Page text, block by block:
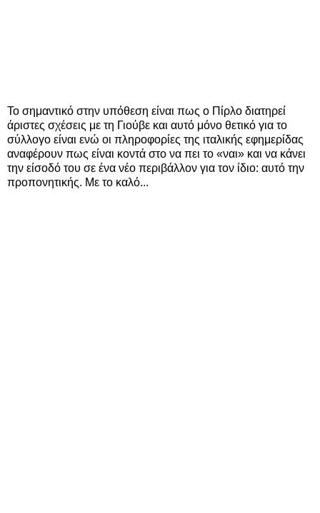
Το σημαντικό στην υπόθεση είναι πως ο Πίρλο διατηρεί
άριστες σχέσεις με τη Γιούβε και αυτό μόνο θετικό για το
σύλλογο είναι ενώ οι πληροφορίες της ιταλικής εφημερίδας
αναφέρουν πως είναι κοντά στο να πει το «ναι» και να κάνει
την είσοδό του σε ένα νέο περιβάλλον για τον ίδιο: αυτό την
προπονητικής. Με το καλό...